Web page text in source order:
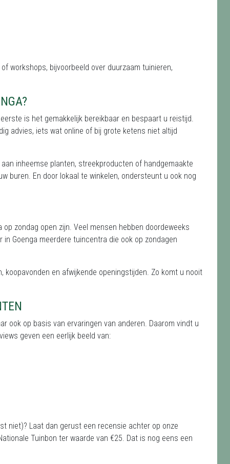
workshops, bijvoorbeeld over duurzaam tuinieren,
is het gemakkelijk bereikbaar en bespaart u reistijd.
advies, iets wat online of bij grote ketens niet altijd
inheemse planten, streekproducten of handgemaakte
buren. En door lokaal te winkelen, ondersteunt u ook nog
zondag open zijn. Veel mensen hebben doordeweeks
Goenga meerdere tuincentra die ook op zondagen
en afwijkende openingstijden. Zo komt u nooit
ook op basis van ervaringen van anderen. Daarom vindt u
geven een eerlijk beeld van:
niet)? Laat dan gerust een recensie achter op onze
Tuinbon ter waarde van €25. Dat is nog eens een